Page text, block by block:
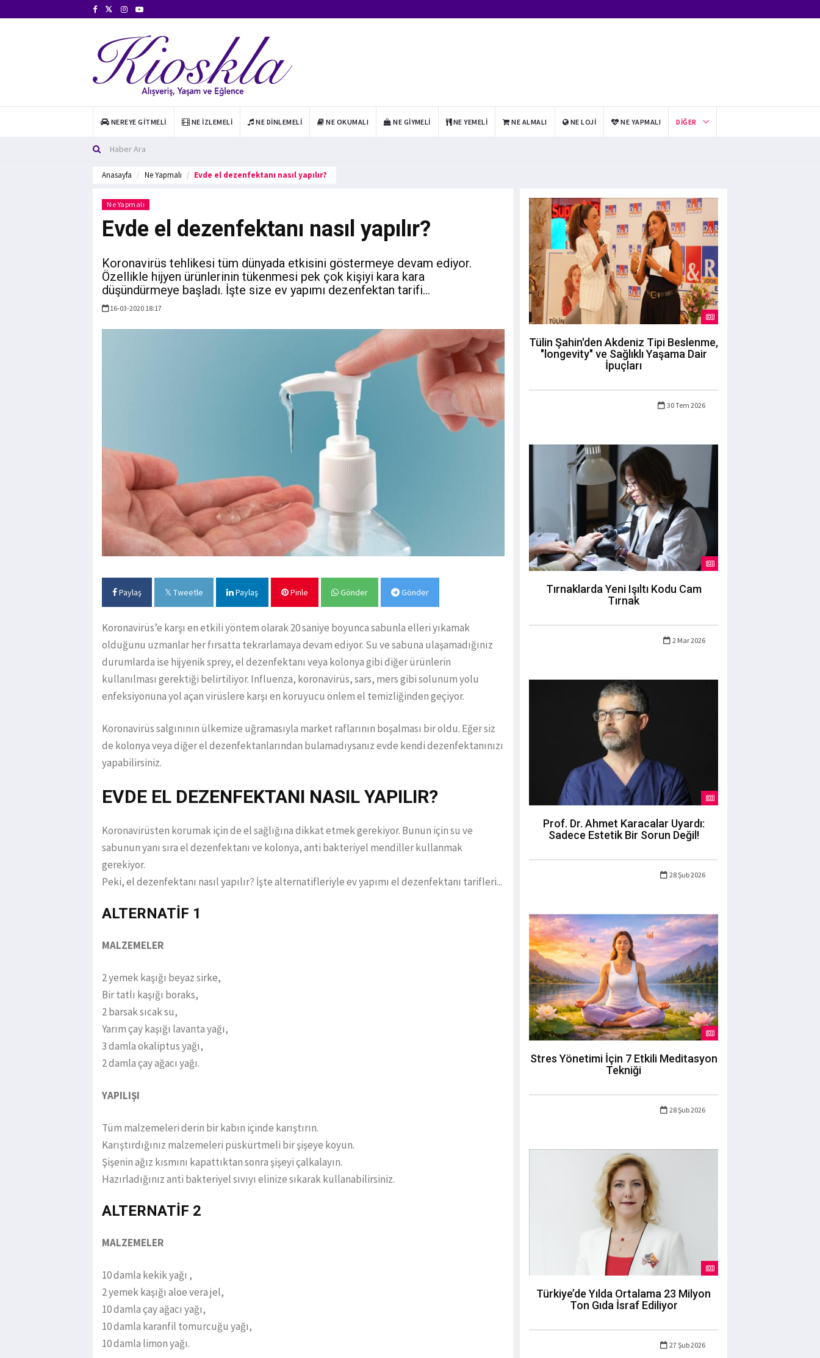
NEREYE GITMELI NE İZLEMELI NE DINLEMELI NE OKUMALI NE GIYMELI NE YEMELI NE ALMALI NE LOJI NE YAPMALI DIĞER
Anasayfa Ne Yapmalı Evde el dezenfektanı nasıl yapılır?
Ne Yapmalı
Evde el dezenfektanı nasıl yapılır?
Koronavirüs tehlikesi tüm dünyada etkisini göstermeye devam ediyor.
Özellikle hijyen ürünlerinin tükenmesi pek çok kişiyi kara kara
düşündürmeye başladı. İşte size ev yapımı dezenfektan tarifi…
16-03-2020 18:17
Paylaş Tweetle Paylaş Pinle Gönder Gönder
Koronavirüs’e karşı en etkili yöntem olarak 20 saniye boyunca sabunla elleri yıkamak
olduğunu uzmanlar her fırsatta tekrarlamaya devam ediyor. Su ve sabuna ulaşamadığınız
durumlarda ise hijyenik sprey, el dezenfektanı veya kolonya gibi diğer ürünlerin
kullanılması gerektiği belirtiliyor. Influenza, koronavirüs, sars, mers gibi solunum yolu
enfeksiyonuna yol açan virüslere karşı en koruyucu önlem el temizliğinden geçiyor.
Koronavirüs salgınının ülkemize uğramasıyla market raflarının boşalması bir oldu. Eğer siz
de kolonya veya diğer el dezenfektanlarından bulamadıysanız evde kendi dezenfektanınızı
yapabilirsiniz.
EVDE EL DEZENFEKTANI NASIL YAPILIR?
Koronavirüsten korumak için de el sağlığına dikkat etmek gerekiyor. Bunun için su ve
sabunun yanı sıra el dezenfektanı ve kolonya, anti bakteriyel mendiller kullanmak
gerekiyor.
Peki, el dezenfektanı nasıl yapılır? İşte alternatifleriyle ev yapımı el dezenfektanı tarifleri...
ALTERNATİF 1
MALZEMELER
2 yemek kaşığı beyaz sirke,
Bir tatlı kaşığı boraks,
2 barsak sıcak su,
Yarım çay kaşığı lavanta yağı,
3 damla okaliptus yağı,
2 damla çay ağacı yağı.
YAPILIŞI
Tüm malzemeleri derin bir kabın içinde karıştırın.
Karıştırdığınız malzemeleri püskürtmeli bir şişeye koyun.
Şişenin ağız kısmını kapattıktan sonra şişeyi çalkalayın.
Hazırladığınız anti bakteriyel sıvıyı elinize sıkarak kullanabilirsiniz.
ALTERNATİF 2
MALZEMELER
10 damla kekik yağı ,
2 yemek kaşığı aloe vera jel,
10 damla çay ağacı yağı,
10 damla karanfil tomurcuğu yağı,
10 damla limon yağı.
Tülin Şahin'den Akdeniz Tipi Beslenme,
"longevity" ve Sağlıklı Yaşama Dair
İpuçları
30 Tem 2026
Tırnaklarda Yeni Işıltı Kodu Cam
Tırnak
2 Mar 2026
Prof. Dr. Ahmet Karacalar Uyardı:
Sadece Estetik Bir Sorun Değil!
28 Şub 2026
Stres Yönetimi İçin 7 Etkili Meditasyon
Tekniği
28 Şub 2026
Türkiye’de Yılda Ortalama 23 Milyon
Ton Gıda İsraf Ediliyor
27 Şub 2026